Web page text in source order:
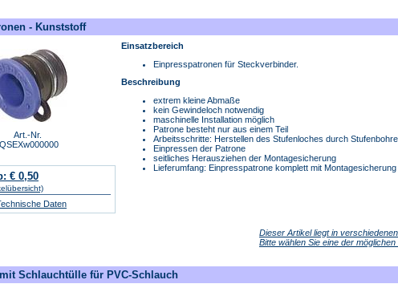
- Kunststoff
Art.-Nr.
€ 0,50
Daten
Einsatzbereich
Einpresspatronen für Steckverbinder.
Beschreibung
extrem kleine Abmaße
kein Gewindeloch notwendig
maschinelle Installation möglich
Patrone besteht nur aus einem Teil
Arbeitsschritte: Herstellen des Stufenloches durch
Einpressen der Patrone
seitliches Herausziehen der Montagesicherung
Lieferumfang: Einpresspatrone komplett mit
Dieser Artikel liegt in
Bitte wählen Sie eine der
Schlauchtülle für PVC-Schlauch